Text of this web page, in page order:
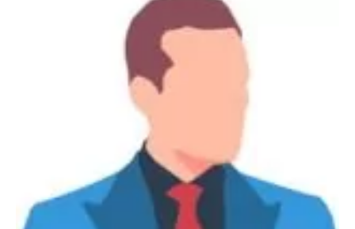
Danimarka Mustafa Bey 45 Yaş +45
42 48 17 28 WhatsApp
Lütfen Danimarka dışı aramasın. Selam ben
Danimarka’dan Mustafa 45 yaşında, 1.88 boyunda,
98 kiloda, Kumral, ayrılmış bir beyim. Alkol yok.
Sigara var. Maddi sıkıntım yok.